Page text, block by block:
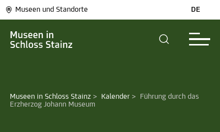
Museen und Standorte DE
Museen in Schloss Stainz > Kalender >
Führung durch das
Erzherzog Johann Museum